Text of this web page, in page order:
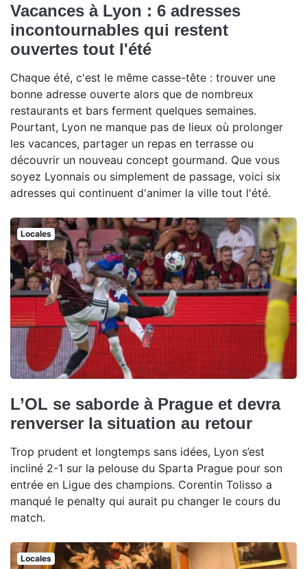
Vacances à Lyon : 6 adresses
incontournables qui restent
ouvertes tout l'été
Chaque été, c'est le même casse-tête : trouver une
bonne adresse ouverte alors que de nombreux
restaurants et bars ferment quelques semaines.
Pourtant, Lyon ne manque pas de lieux où prolonger
les vacances, partager un repas en terrasse ou
découvrir un nouveau concept gourmand. Que vous
soyez Lyonnais ou simplement de passage, voici six
adresses qui continuent d'animer la ville tout l'été.
Locales
L’OL se saborde à Prague et devra
renverser la situation au retour
Trop prudent et longtemps sans idées, Lyon s’est
incliné 2-1 sur la pelouse du Sparta Prague pour son
entrée en Ligue des champions. Corentin Tolisso a
manqué le penalty qui aurait pu changer le cours du
match.
Locales